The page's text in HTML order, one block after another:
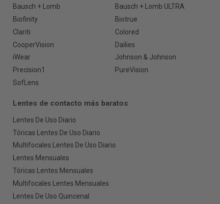
Bausch + Lomb
Bausch + Lomb ULTRA
Biofinity
Biotrue
Clariti
Colored
CooperVision
Dailies
iWear
Johnson & Johnson
Precision1
PureVision
SofLens
Lentes de contacto más baratos
Lentes De Uso Diario
Tóricas Lentes De Uso Diario
Multifocales Lentes De Uso Diario
Lentes Mensuales
Tóricas Lentes Mensuales
Multifocales Lentes Mensuales
Lentes De Uso Quincenal